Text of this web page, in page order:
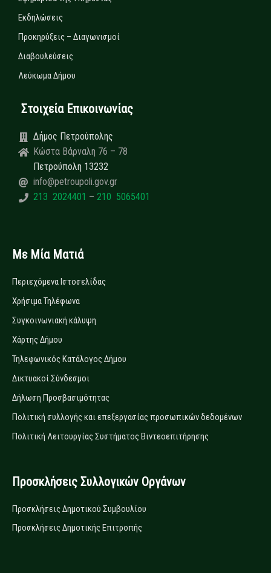
Εκδηλώσεις
Προκηρύξεις – Διαγωνισμοί
Διαβουλεύσεις
Λεύκωμα Δήμου
Στοιχεία Επικοινωνίας
Δήμος Πετρούπολης
Κώστα Βάρναλη 76 – 78
Πετρούπολη 13232
info@petroupoli.gov.gr
213 2024401 – 210 5065401
Με Μία Ματιά
Περιεχόμενα Ιστοσελίδας
Χρήσιμα Τηλέφωνα
Συγκοινωνιακή κάλυψη
Χάρτης Δήμου
Τηλεφωνικός Κατάλογος Δήμου
Δικτυακοί Σύνδεσμοι
Δήλωση Προσβασιμότητας
Πολιτική συλλογής και επεξεργασίας προσωπικών δεδομένων
Πολιτική Λειτουργίας Συστήματος Βιντεοεπιτήρησης
Προσκλήσεις Συλλογικών Οργάνων
Προσκλήσεις Δημοτικού Συμβουλίου
Προσκλήσεις Δημοτικής Επιτροπής